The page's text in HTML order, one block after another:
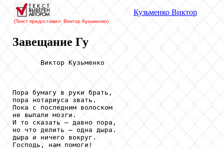
(Текст предоставил: Виктор Кузьменко)
Кузьменко Виктор
Завещание Гу
       Виктор Кузьменко
Пора бумагу в руки брать,
пора нотариуса звать.
Пока с последним волоском
не выпали мозги.
И то сказать — давно пора,
но что делить — одна дыра.
дыра и ничего вокруг.
Господь, нам помоги!